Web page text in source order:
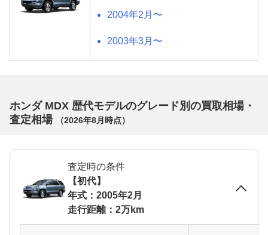
2004年2月〜
2003年3月〜
ホンダ MDX 歴代モデルのグレード別の買取相場・
査定相場
（2026年8月 時点）
査定時の条件
【初代】
年式：2005年2月
走行距離：2万km